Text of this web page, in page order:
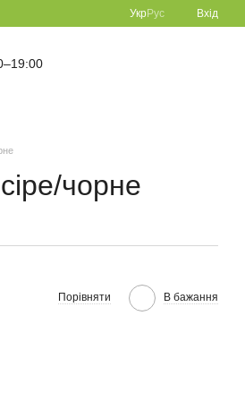
УкрРус Вхід
чорне
Порівняти В бажання